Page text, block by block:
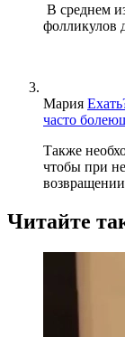
В среднем
фолликулов
Мария
часто
Также
чтобы при
Читайте